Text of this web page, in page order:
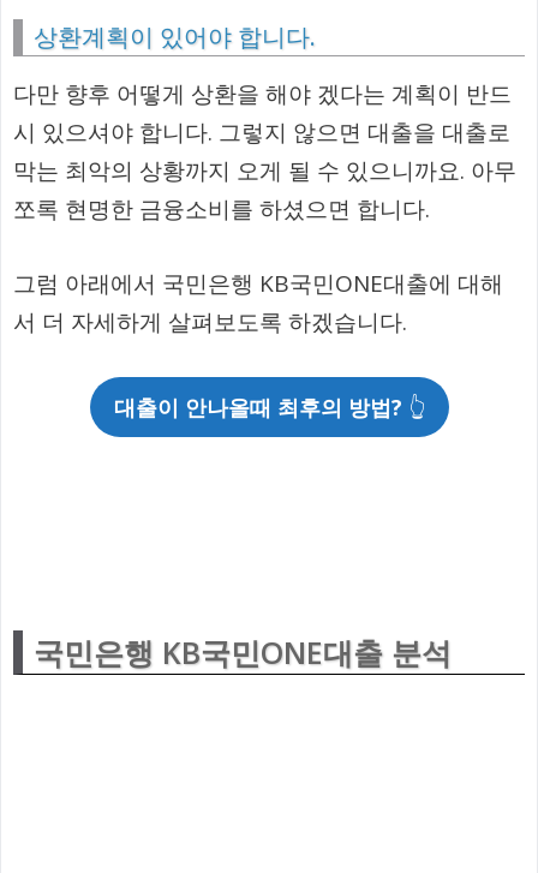
상환계획이 있어야 합니다.
다만 향후 어떻게 상환을 해야 겠다는 계획이 반드
시 있으셔야 합니다. 그렇지 않으면 대출을 대출로
막는 최악의 상황까지 오게 될 수 있으니까요. 아무
쪼록 현명한 금융소비를 하셨으면 합니다.
그럼 아래에서 국민은행 KB국민ONE대출에 대해
서 더 자세하게 살펴보도록 하겠습니다.
대출이 안나올때 최후의 방법? 👆
국민은행 KB국민ONE대출 분석